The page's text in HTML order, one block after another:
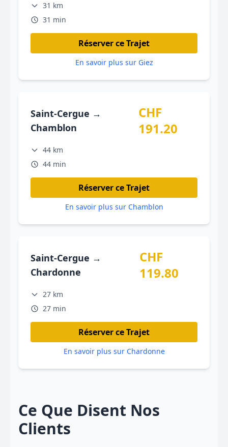
31 km
31 min
Réserver ce Trajet
En savoir plus sur Giez
Saint-Cergue →
Chamblon
CHF
191.20
44 km
44 min
Réserver ce Trajet
En savoir plus sur Chamblon
Saint-Cergue →
Chardonne
CHF
119.80
27 km
27 min
Réserver ce Trajet
En savoir plus sur Chardonne
Ce Que Disent Nos
Clients